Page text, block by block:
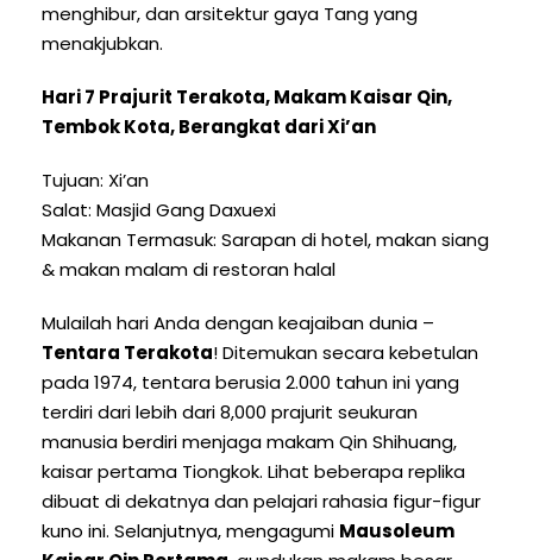
menghibur, dan arsitektur gaya Tang yang
menakjubkan.
Hari 7 Prajurit Terakota, Makam Kaisar Qin,
Tembok Kota, Berangkat dari Xi’an
Tujuan: Xi’an
Salat: Masjid Gang Daxuexi
Makanan Termasuk: Sarapan di hotel, makan siang
& makan malam di restoran halal
Mulailah hari Anda dengan keajaiban dunia –
Tentara Terakota! Ditemukan secara kebetulan
pada 1974, tentara berusia 2.000 tahun ini yang
terdiri dari lebih dari 8,000 prajurit seukuran
manusia berdiri menjaga makam Qin Shihuang,
kaisar pertama Tiongkok. Lihat beberapa replika
dibuat di dekatnya dan pelajari rahasia figur-figur
kuno ini. Selanjutnya, mengagumi Mausoleum